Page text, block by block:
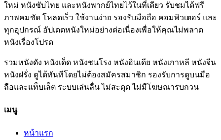
ใหม่ หนังซับไทย และหนังพากย์ไทยไว้ในที่เดียว รับชมได้ฟรี
ภาพคมชัด โหลดเร็ว ใช้งานง่าย รองรับมือถือ คอมพิวเตอร์ และ
ทุกอุปกรณ์ อัปเดตหนังใหม่อย่างต่อเนื่องเพื่อให้คุณไม่พลาด
หนังเรื่องโปรด
รวมหนังดัง หนังเด็ด หนังชนโรง หนังอินเดีย หนังเกาหลี หนังจีน
หนังฝรั่ง ดูได้ทันทีโดยไม่ต้องสมัครสมาชิก รองรับการดูบนมือ
ถือและแท็บเล็ต ระบบเล่นลื่น ไม่สะดุด ไม่มีโฆษณารบกวน
เมนู
หน้าแรก